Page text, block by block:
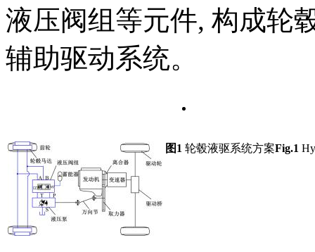
液压阀组等元件, 构成轮
辅助驱动系统。
图1 轮毂液驱系统方案Fig.1